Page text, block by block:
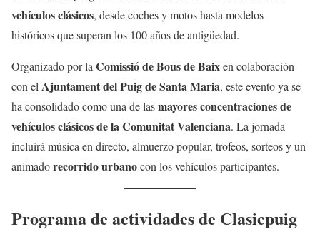
vehículos clásicos, desde coches y motos hasta modelos
históricos que superan los 100 años de antigüedad.
Organizado por la Comissió de Bous de Baixen colaboración
con el Ajuntament del Puig de Santa Maria, este evento ya se
ha consolidado como una de lasmayores concentraciones de
vehículos clásicos de la Comunitat Valenciana. La jornada
incluirá música en directo, almuerzo popular, trofeos, sorteos y un
animadorecorrido urbanocon los vehículos participantes.
Programa de actividades de Clasicpuig